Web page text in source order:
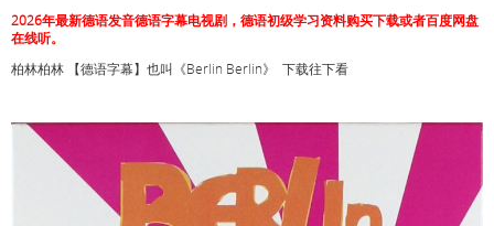
2026年最新德语发音德语字幕电视剧，德语初级学习资料购买下载或者百度网盘
在线听。
柏林柏林 【德语字幕】也叫《Berlin Berlin》 下载往下看